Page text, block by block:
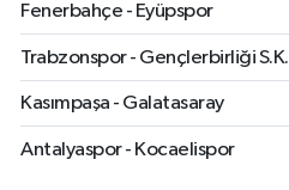
Fenerbahçe - Eyüpspor
Trabzonspor - Gençlerbirliği S.K.
Kasımpaşa - Galatasaray
Antalyaspor - Kocaelispor